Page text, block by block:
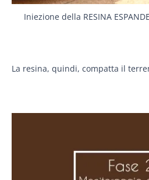
Iniezione della RESINA
La resina, quindi, compatta il